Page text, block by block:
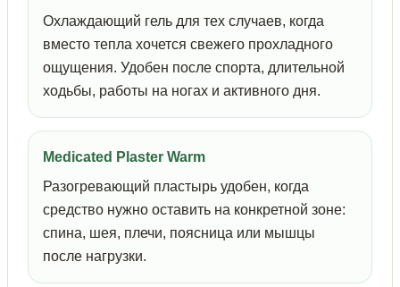
Охлаждающий гель для тех случаев, когда
вместо тепла хочется свежего прохладного
ощущения. Удобен после спорта, длительной
ходьбы, работы на ногах и активного дня.
Medicated Plaster Warm
Разогревающий пластырь удобен, когда
средство нужно оставить на конкретной зоне:
спина, шея, плечи, поясница или мышцы
после нагрузки.